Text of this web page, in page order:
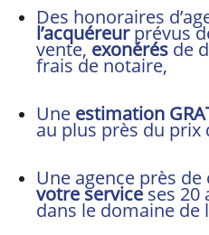
Des honoraires
l’acquéreurprévus
vente, exonérés de
frais de notaire,
Une estimation
au plus près du prix
Une agence près
votre service ses 20
dans le domaine de